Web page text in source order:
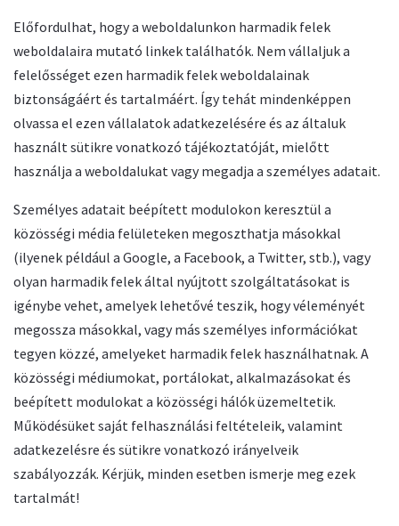
Előfordulhat, hogy a weboldalunkon harmadik felek
weboldalaira mutató linkek találhatók. Nem vállaljuk a
felelősséget ezen harmadik felek weboldalainak
biztonságáért és tartalmáért. Így tehát mindenképpen
olvassa el ezen vállalatok adatkezelésére és az általuk
használt sütikre vonatkozó tájékoztatóját, mielőtt
használja a weboldalukat vagy megadja a személyes adatait.
Személyes adatait beépített modulokon keresztül a
közösségi média felületeken megoszthatja másokkal
(ilyenek például a Google, a Facebook, a Twitter, stb.), vagy
olyan harmadik felek által nyújtott szolgáltatásokat is
igénybe vehet, amelyek lehetővé teszik, hogy véleményét
megossza másokkal, vagy más személyes információkat
tegyen közzé, amelyeket harmadik felek használhatnak. A
közösségi médiumokat, portálokat, alkalmazásokat és
beépített modulokat a közösségi hálók üzemeltetik.
Működésüket saját felhasználási feltételeik, valamint
adatkezelésre és sütikre vonatkozó irányelveik
szabályozzák. Kérjük, minden esetben ismerje meg ezek
tartalmát!